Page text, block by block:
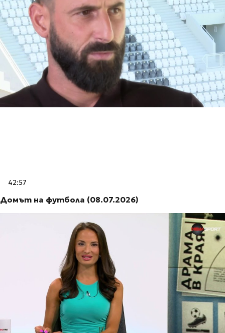
42:57
Домът на футбола (08.07.2026)